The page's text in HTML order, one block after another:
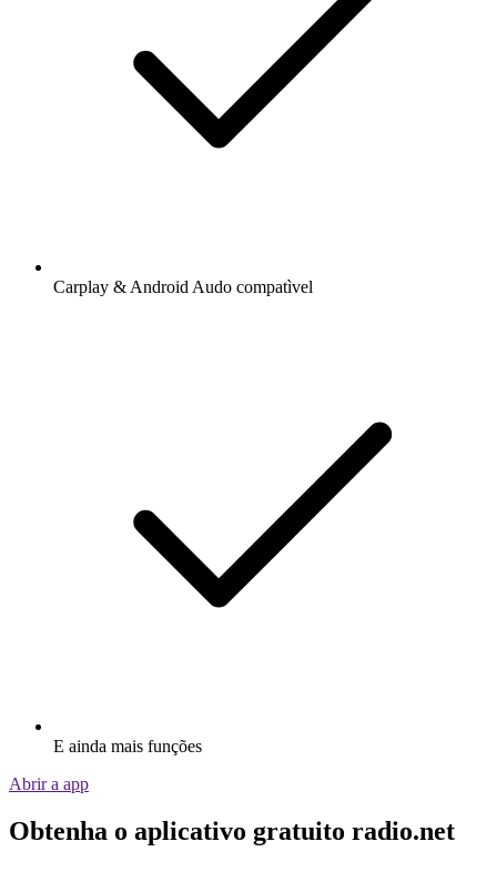
Carplay & Android Audo compatìvel
E ainda mais funções
Abrir a app
Obtenha o aplicativo gratuito radio.net